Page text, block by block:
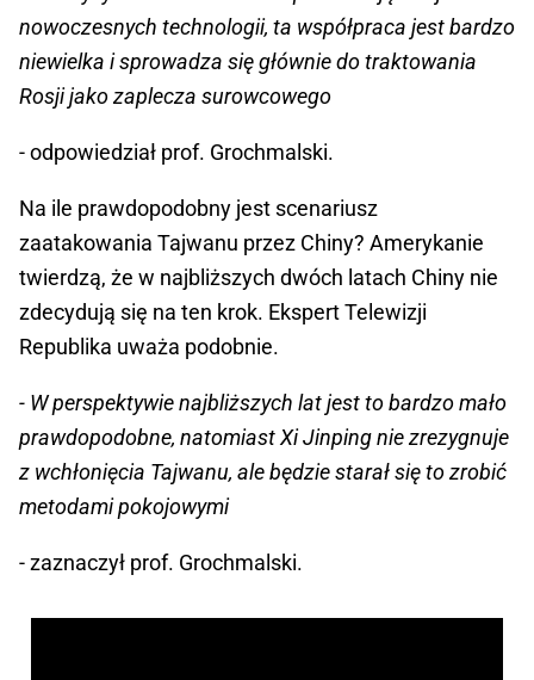
nowoczesnych technologii, ta współpraca jest bardzo
niewielka i sprowadza się głównie do traktowania
Rosji jako zaplecza surowcowego
- odpowiedział prof. Grochmalski.
Na ile prawdopodobny jest scenariusz
zaatakowania Tajwanu przez Chiny? Amerykanie
twierdzą, że w najbliższych dwóch latach Chiny nie
zdecydują się na ten krok. Ekspert Telewizji
Republika uważa podobnie.
- W perspektywie najbliższych lat jest to bardzo mało
prawdopodobne, natomiast Xi Jinping nie zrezygnuje
z wchłonięcia Tajwanu, ale będzie starał się to zrobić
metodami pokojowymi
- zaznaczył prof. Grochmalski.